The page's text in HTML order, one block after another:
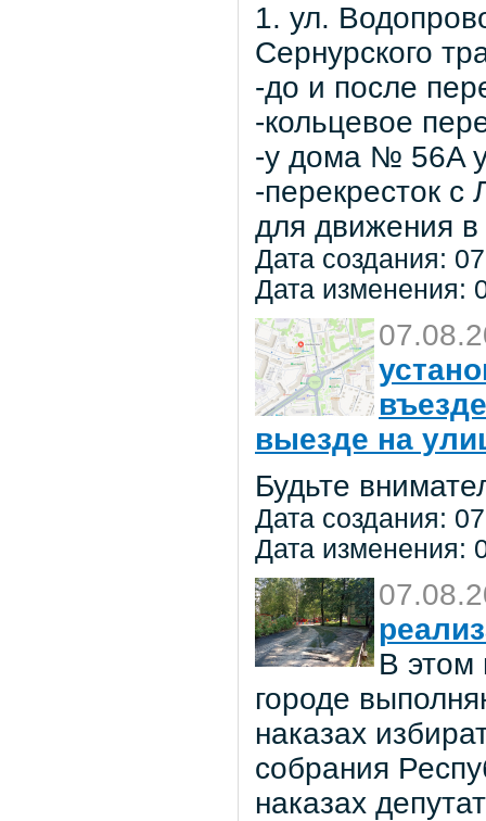
1. ул.
Сернурского
-до и после
-кольцевое
-у дома № 56A
-перекресток с
для движения
Дата создания:
Дата изменения:
выезде на
Будьте
Дата создания:
Дата изменения:
В этом
городе
наказах
собрания
наказах